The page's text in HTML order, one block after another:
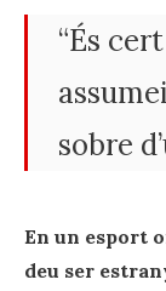
“És
sobre
En un esport
deu ser